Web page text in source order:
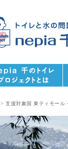
> 支援対象国 東ティモール